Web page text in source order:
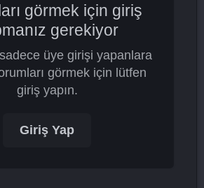
görmek için giriş
gerekiyor
üye girişi yapanlara
görmek için lütfen
giriş yapın.
Giriş Yap